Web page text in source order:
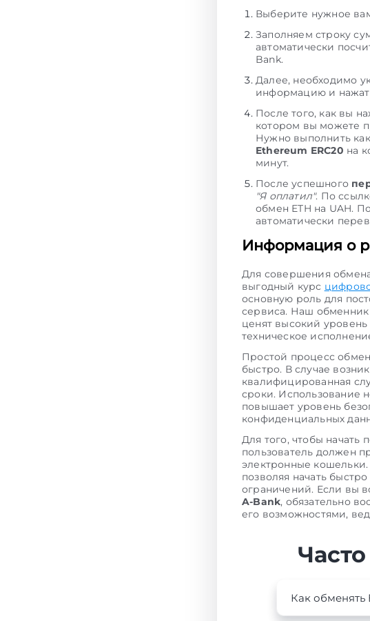
Выберите нужное
Заполняем строку
автоматически
Bank.
Далее, необходимо
информацию и
После того, как вы
котором вы можете
Нужно выполнить
Ethereum ERC20 на
минут.
После успешного
"Я оплатил". По
обмен ETH на UAH.
автоматически
Информация о
Для совершения
выгодный курс
основную роль для
сервиса. Наш обменник
ценят высокий уровень
техническое
Простой процесс
быстро. В случае
квалифицированная
сроки. Использование
повышает уровень
конфиденциальных
Для того, чтобы начать
пользователь должен
электронные
позволяя начать
ограничений. Если вы
A-Bank, обязательно
его возможностями,
Как обменять